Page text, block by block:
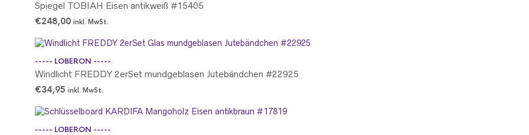
Spiegel TOBIAH Eisen antikweiß #15405
€248,00 inkl. MwSt.
----- LOBERON -----
Windlicht FREDDY 2erSet mundgeblasen Jutebändchen #22925
€34,95 inkl. MwSt.
----- LOBERON -----